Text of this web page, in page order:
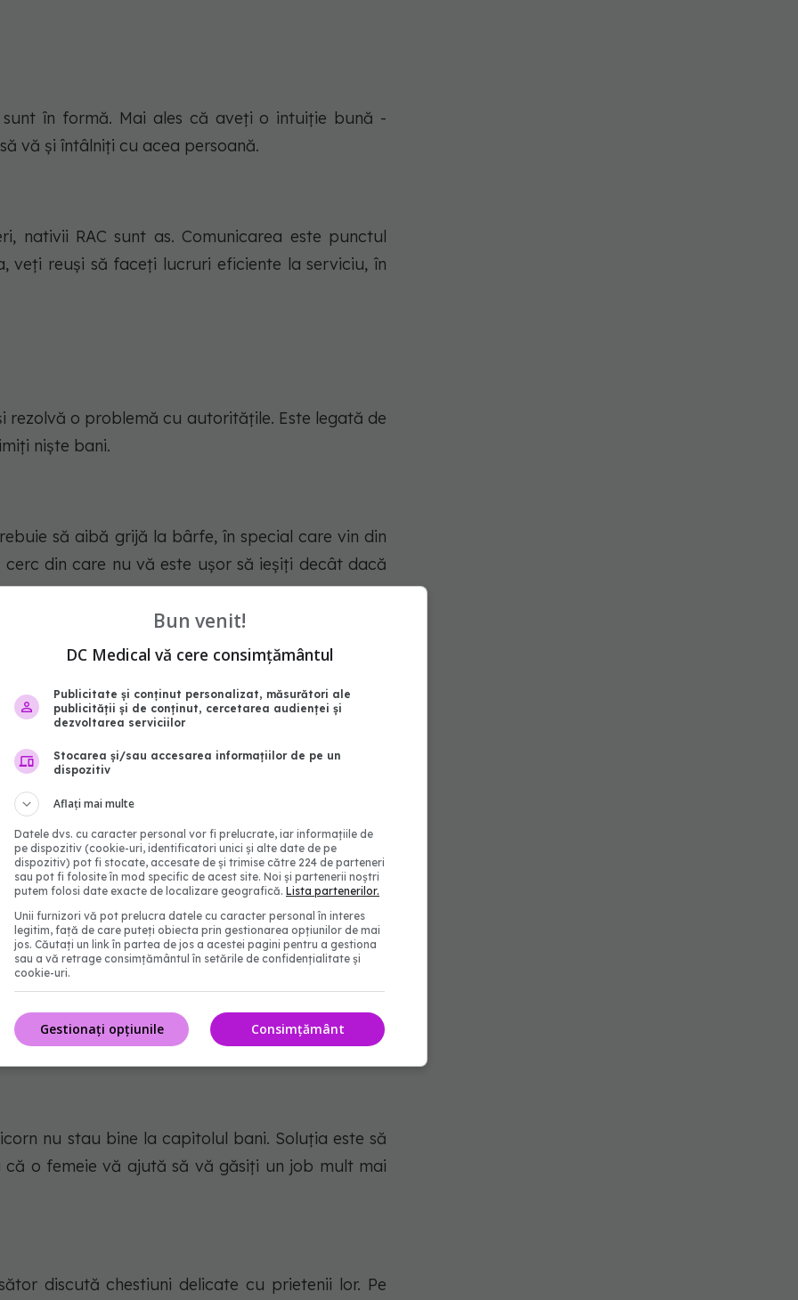
sunt în formă. Mai ales că aveţi o intuiţie bună -
vă şi întâlniţi cu acea persoană.
nativii RAC sunt as. Comunicarea este punctul
reuşi să faceţi lucruri eficiente la serviciu, în
rezolvă o problemă cu autorităţile. Este legată de
nişte bani.
să aibă grijă la bârfe, în special care vin din
din care nu vă este uşor să ieşiţi decât dacă
Află câteva trăsături mai puțin cunoscute
la job le va încurca puţin pe Balanțe, însă, dacă
în avantajul vostru. Pentru că cei din jur îşi vor
au noroc în ceea ce priveşte banii, băncile sau
o veste bună în a doua parte a zilei.
schimb, nu sunt în cea mai bună formă. Oboseala
este să fiţi relaxaţi şi să nu analizaţi totul.
nu stau bine la capitolul bani. Soluţia este să
o femeie vă ajută să vă găsiţi un job mult mai
discută chestiuni delicate cu prietenii lor. Pe
Bun venit!
DC Medical vă cere consimțământul
Publicitate și conținut personalizat, măsurători ale
publicității și de conținut, cercetarea audienței și
dezvoltarea serviciilor
Stocarea și/sau accesarea informațiilor de pe un
dispozitiv
Aflați mai multe
Datele dvs. cu caracter personal vor fi prelucrate, iar informațiile de
pe dispozitiv (cookie-uri, identificatori unici și alte date de pe
dispozitiv) pot fi stocate, accesate de și trimise către 224 de parteneri
sau pot fi folosite în mod specific de acest site. Noi și partenerii noștri
putem folosi date exacte de localizare geografică. Lista partenerilor.
Unii furnizori vă pot prelucra datele cu caracter personal în interes
legitim, față de care puteți obiecta prin gestionarea opțiunilor de mai
jos. Căutați un link în partea de jos a acestei pagini pentru a gestiona
sau a vă retrage consimțământul în setările de confidențialitate și
cookie-uri.
Consimțământ
Gestionați opțiunile